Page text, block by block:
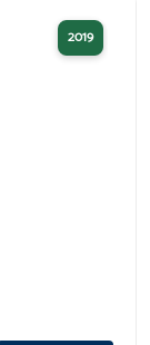
2019